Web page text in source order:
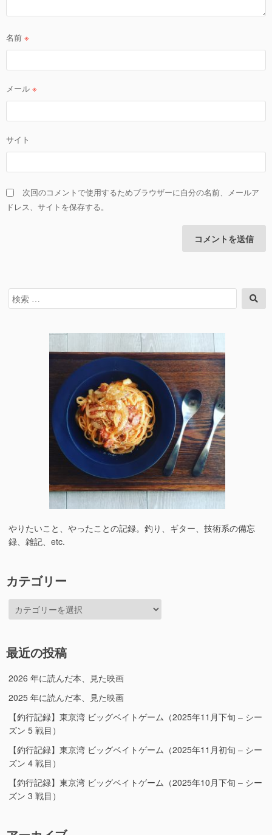
名前 ※
メール ※
サイト
次回のコメントで使用するためブラウザーに自分の名前、メールア
ドレス、サイトを保存する。
検
索
索
やりたいこと、やったことの記録。釣り、ギター、技術系の備忘
録、雑記、etc.
カテゴリー
テ
ー
最近の投稿
2026 年に読んだ本、見た映画
2025 年に読んだ本、見た映画
【釣行記録】東京湾 ビッグベイトゲーム（2025年11月下旬 – シー
ズン 5 戦目）
【釣行記録】東京湾 ビッグベイトゲーム（2025年11月初旬 – シー
ズン 4 戦目）
【釣行記録】東京湾 ビッグベイトゲーム（2025年10月下旬 – シー
ズン 3 戦目）